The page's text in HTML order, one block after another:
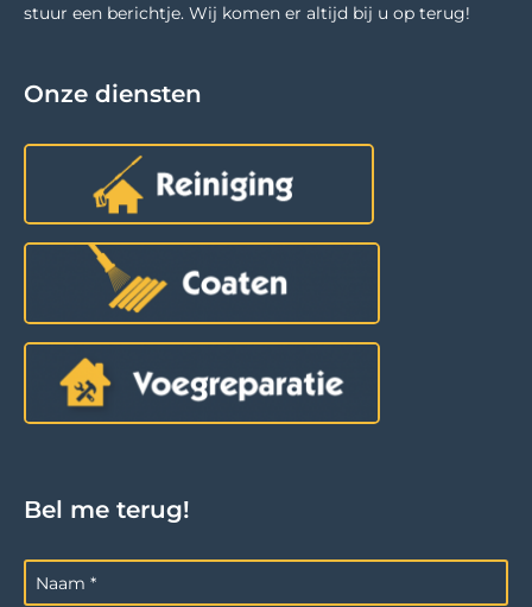
stuur een berichtje. Wij komen er altijd bij u op terug!
Onze diensten
Bel me terug!